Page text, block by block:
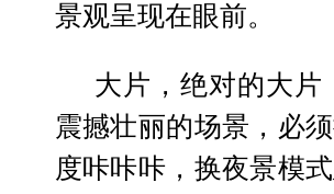
景观呈现在眼前。
大片，绝对的大
震撼壮丽的场景，必
度咔咔咔，换夜景模